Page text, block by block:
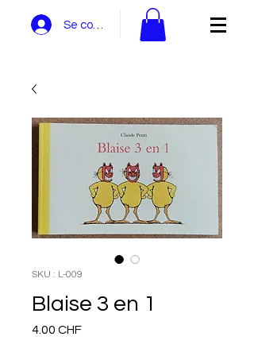
Se connecter
SKU : L-009
Blaise 3 en 1
4.00 CHFPrix